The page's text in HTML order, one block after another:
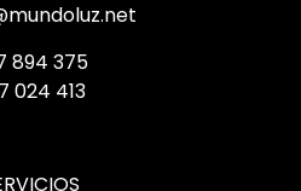
894 375
024 413